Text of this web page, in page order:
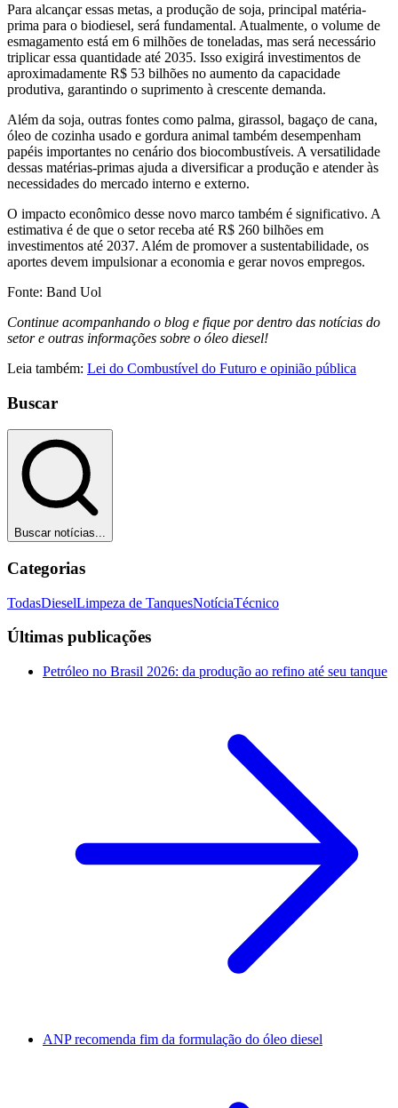
Para alcançar essas metas, a produção de soja, principal matéria-
prima para o biodiesel, será fundamental. Atualmente, o volume de
esmagamento está em 6 milhões de toneladas, mas será necessário
triplicar essa quantidade até 2035. Isso exigirá investimentos de
aproximadamente R$ 53 bilhões no aumento da capacidade
produtiva, garantindo o suprimento à crescente demanda.
Além da soja, outras fontes como palma, girassol, bagaço de cana,
óleo de cozinha usado e gordura animal também desempenham
papéis importantes no cenário dos biocombustíveis. A versatilidade
dessas matérias-primas ajuda a diversificar a produção e atender às
necessidades do mercado interno e externo.
O impacto econômico desse novo marco também é significativo. A
estimativa é de que o setor receba até R$ 260 bilhões em
investimentos até 2037. Além de promover a sustentabilidade, os
aportes devem impulsionar a economia e gerar novos empregos.
Fonte: Band Uol
Continue acompanhando o blog e fique por dentro das notícias do
setor e outras informações sobre o óleo diesel!
Leia também: Lei do Combustível do Futuro e opinião pública
Buscar
Buscar notícias...
Categorias
TodasDieselLimpeza de TanquesNotíciaTécnico
Últimas publicações
Petróleo no Brasil 2026: da produção ao refino até seu tanque
ANP recomenda fim da formulação do óleo diesel